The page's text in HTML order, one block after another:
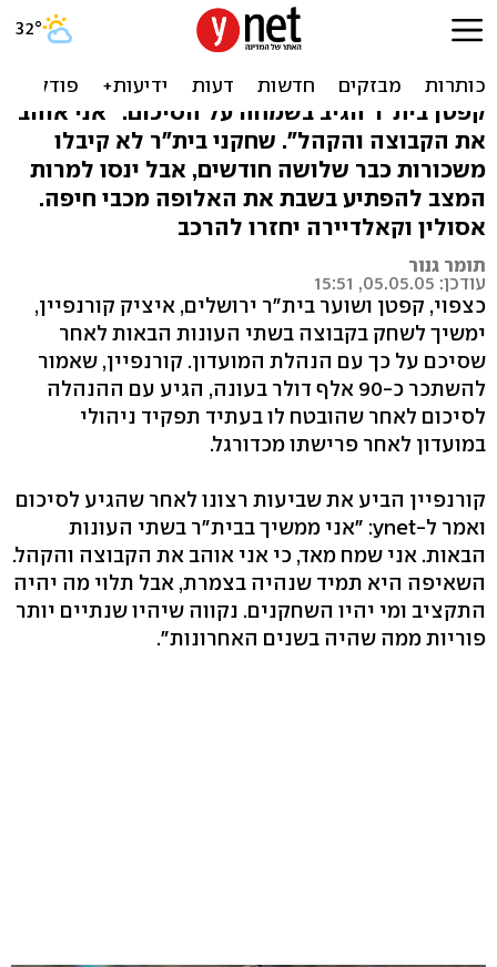
בית"ר ירושלים: איציק
קורנפיין סיכם לשנתיים
קפטן בית"ר הגיב בשמחה על הסיכום: "אני אוהב
את הקבוצה והקהל". שחקני בית"ר לא קיבלו
משכורות כבר שלושה חודשים, אבל ינסו למרות
המצב להפתיע בשבת את האלופה מכבי חיפה.
אסולין וקאלדיירה יחזרו להרכב
תומר גנור
עודכן: 05.05.05, 15:51
כצפוי, קפטן ושוער בית"ר ירושלים, איציק קורנפיין,
ימשיך לשחק בקבוצה בשתי העונות הבאות לאחר
שסיכם על כך עם הנהלת המועדון. קורנפיין, שאמור
להשתכר כ-90 אלף דולר בעונה, הגיע עם ההנהלה
לסיכום לאחר שהובטח לו בעתיד תפקיד ניהולי
במועדון לאחר פרישתו מכדורגל.
קורנפיין הביע את שביעות רצונו לאחר שהגיע לסיכום
ואמר ל-ynet: "אני ממשיך בבית"ר בשתי העונות
הבאות. אני שמח מאד, כי אני אוהב את הקבוצה והקהל.
השאיפה היא תמיד שנהיה בצמרת, אבל תלוי מה יהיה
התקציב ומי יהיו השחקנים. נקווה שיהיו שנתיים יותר
פוריות ממה שהיה בשנים האחרונות".